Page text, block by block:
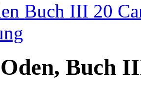
Buch III 20
Buch